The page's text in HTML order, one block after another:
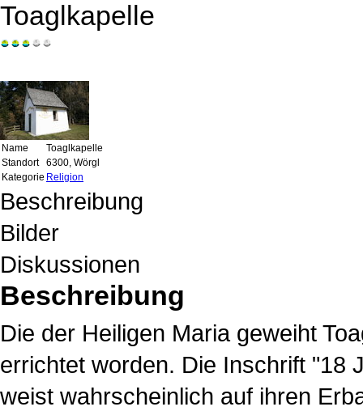
Toaglkapelle
Name
Toaglkapelle
Standort
6300, Wörgl
Kategorie Religion
Beschreibung
Bilder
Diskussionen
Beschreibung
Die der Heiligen Maria geweiht
errichtet worden. Die Inschrift "18
weist wahrscheinlich auf ihren